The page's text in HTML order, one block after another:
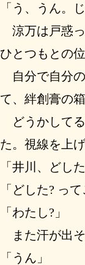
「う、うん。
涼万は戸惑っ
ひとつもとの
自分で自分の
て、絆創膏の
どうかしてる
た。視線を上げ
「井川、どした
「どした? っ
「わたし?」
また汗が出そ
「うん」